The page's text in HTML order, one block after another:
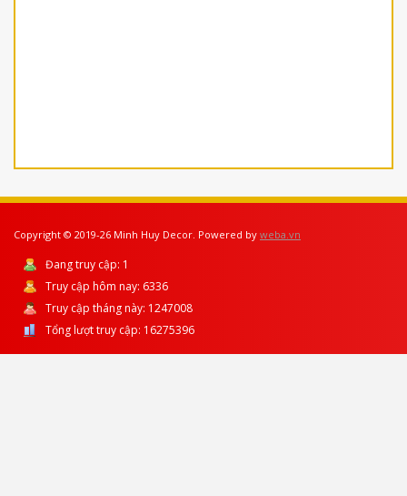
Copyright © 2019-26 Minh Huy Decor. Powered by weba.vn
Đang truy cập: 1
Truy cập hôm nay: 6336
Truy cập tháng này: 1247008
Tổng lượt truy cập: 16275396